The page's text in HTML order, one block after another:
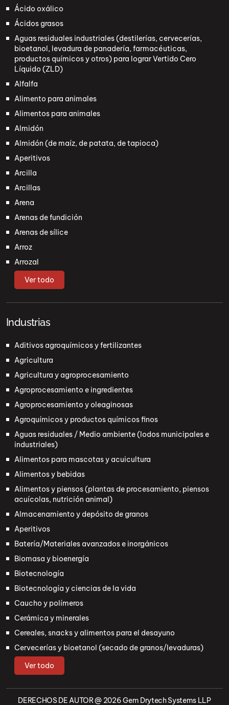
Ácido oxálico
Ácidos grasos
Aguas residuales industriales (destilerías, cervecerías,
bioetanol, levadura de panadería, farmacéuticas,
productos químicos y otros) para lograr Vertido Cero
Líquido (ZLD)
Alfalfa
Alimento para animales
Alimentos para animales
Almidón
Almidón (de maíz, de patata, de tapioca)
Aperitivos
Arcilla
Arcillas
Arena
Arenas de fundición
Arenas de sílice
Arroz
Arrozal
Ver todo
Industrias
Aditivos agroquímicos y fertilizantes
Agricultura
Agricultura y agroprocesamiento
Agroprocesamiento e ingredientes
Agroprocesamiento y oleaginosas
Agroquímicos y productos químicos finos
Aguas residuales / Medio ambiente (lodos municipales e
industriales)
Alimentos para mascotas y acuicultura
Alimentos y bebidas
Alimentos y piensos (plantas de procesamiento, piensos
acuícolas, nutrición animal)
Almacenamiento y depósito de granos
Aperitivos
Batería/Materiales avanzados e inorgánicos
Biomasa y bioenergía
Biotecnología
Biotecnología y ciencias de la vida
Caucho y polímeros
Cerámica y minerales
Cereales, snacks y alimentos para el desayuno
Cervecerías y bioetanol (secado de granos/levaduras)
Ver todo
DERECHOS DE AUTOR @ 2026Gem Drytech Systems LLP